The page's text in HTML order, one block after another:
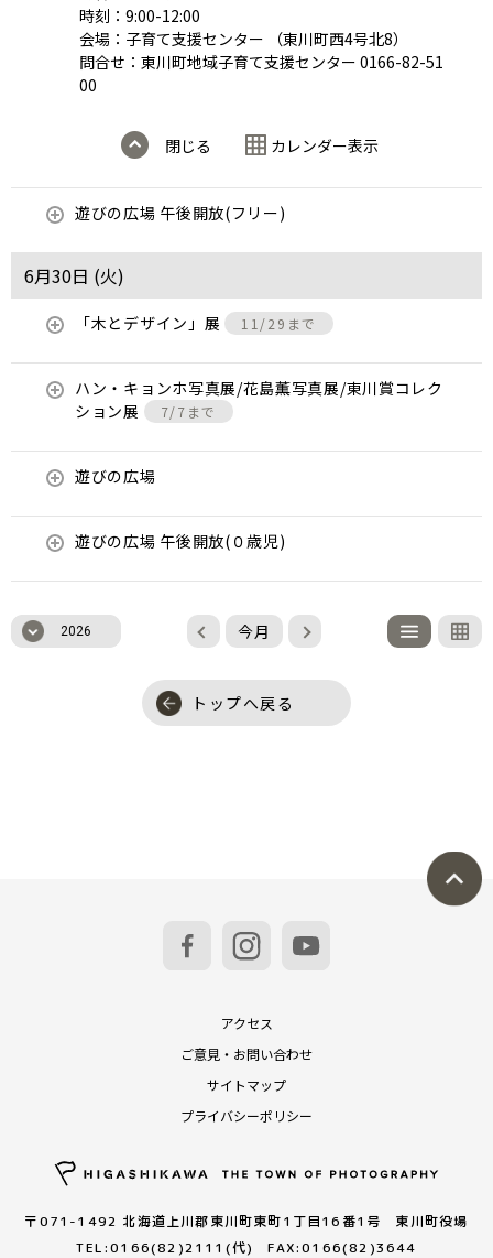
時刻：9:00-12:00
会場：子育て支援センター （東川町西4号北8）
問合せ：東川町地域子育て支援センター 0166-82-51
00
閉じる カレンダー表示
遊びの広場 午後開放(フリー)
6月30日 (火)
「木とデザイン」展 11/29まで
ハン・キョンホ写真展/花島薫写真展/東川賞コレク
ション展
7/7まで
遊びの広場
遊びの広場 午後開放(０歳児)
2026 今月
トップへ戻る
アクセス
ご意見・お問い合わせ
サイトマップ
プライバシーポリシー
〒071-1492 北海道上川郡東川町東町1丁目16番1号 東川町役場
TEL:0166(82)2111(代) FAX:0166(82)3644